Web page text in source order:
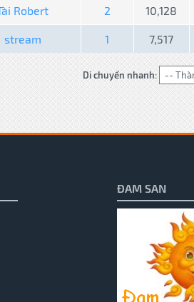
Robert 2 10,128
stream 1 7,517
Di chuyển nhanh:
ĐAM SAN